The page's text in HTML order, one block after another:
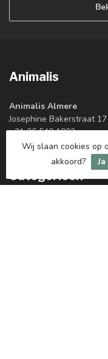
Animalis
Animalis Almere
Josephine Bakerstraat 17
+31 36 540 1933
wo, vr & za 10:00-17:00
Categorieën
Wij slaan cookies op
akkoord?
Ja